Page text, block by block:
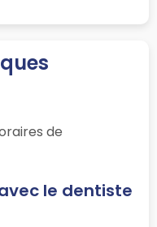
de
le dentiste